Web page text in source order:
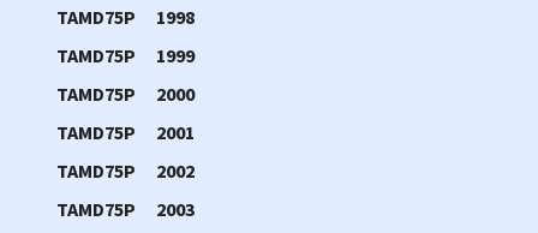
TAMD75P
1998
TAMD75P
1999
TAMD75P
2000
TAMD75P
2001
TAMD75P
2002
TAMD75P
2003